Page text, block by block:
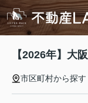
【2026年】大
市区町村から探す